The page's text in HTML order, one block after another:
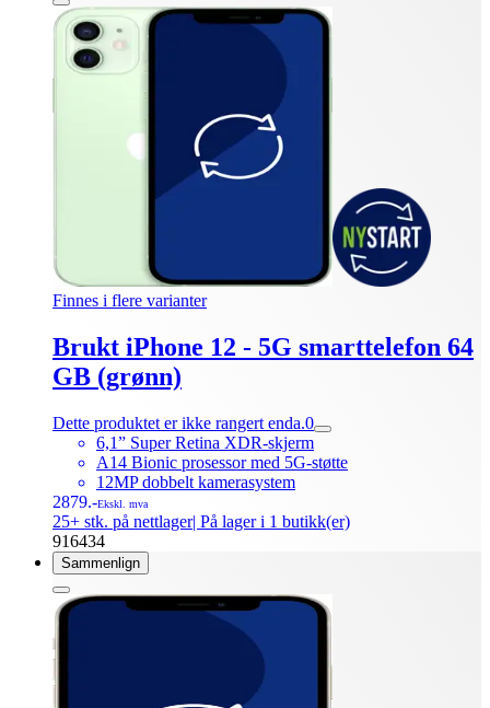
Finnes i flere varianter
Brukt iPhone 12 - 5G smarttelefon 64
GB (grønn)
Dette produktet er ikke rangert enda.0
6,1” Super Retina XDR-skjerm
A14 Bionic prosessor med 5G-støtte
12MP dobbelt kamerasystem
2879.-Ekskl. mva
25+ stk. på nettlager| På lager i 1 butikk(er)
916434
Sammenlign